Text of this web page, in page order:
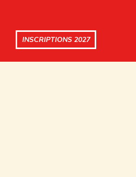
INSCRIPTIONS 2027